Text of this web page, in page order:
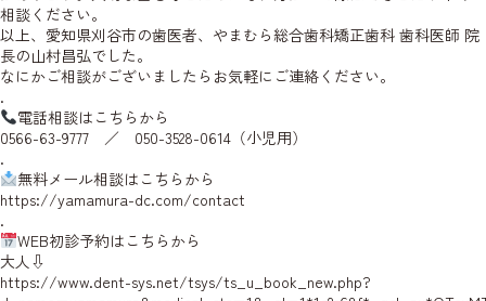
相談ください。
以上、愛知県刈谷市の歯医者、やまむら総合歯科矯正歯科 歯科医師 院
長の山村昌弘でした。
なにかご相談がございましたらお気軽にご連絡ください。
.
電話相談はこちらから
0566-63-9777 ／ 050-3528-0614（小児用）
.
無料メール相談はこちらから
https://yamamura-dc.com/contact
.
WEB初診予約はこちらから
大人⇩
https://www.dent-sys.net/tsys/ts_u_book_new.php?